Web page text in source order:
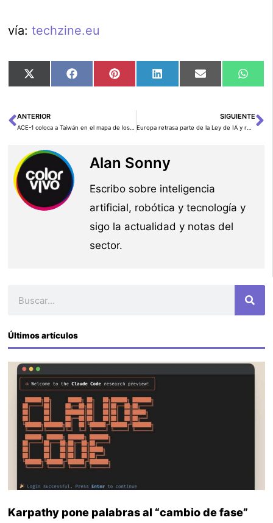
vía:techzine.eu
Compartir
en
X
Compartir
en
FacebookCompartir
en
PinterestCompartir
en
LinkedInCompartir
en
Email
en
Ant
ANTERIOR SIGUIENTE
Alan Sonny
Escribo sobre inteligencia
artificial, robótica y tecnología y
sigo la actualidad y notas del
sector.
Últimos artículos
Karpathy pone palabras al “cambio de fase”